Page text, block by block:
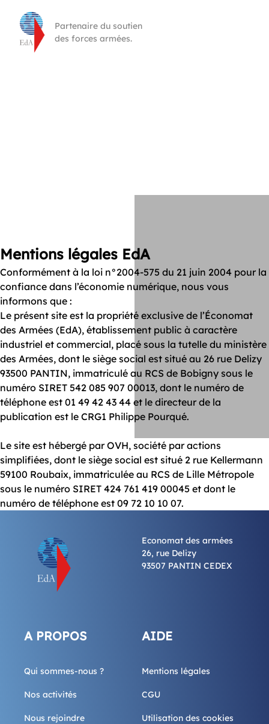
Partenaire du soutien
des forces armées.
Mentions légales EdA
Conformément à la loi n°2004-575 du 21 juin 2004 pour la
confiance dans l’économie numérique, nous vous
informons que :
Le présent site est la propriété exclusive de l’Économat
des Armées (EdA), établissement public à caractère
industriel et commercial, placé sous la tutelle du ministère
des Armées, dont le siège social est situé au 26 rue Delizy
93500 PANTIN, immatriculé au RCS de Bobigny sous le
numéro SIRET 542 085 907 00013, dont le numéro de
téléphone est 01 49 42 43 44 et le directeur de la
publication est le CRG1 Philippe Pourqué.
Le site est hébergé par OVH, société par actions
simplifiées, dont le siège social est situé 2 rue Kellermann
59100 Roubaix, immatriculée au RCS de Lille Métropole
sous le numéro SIRET 424 761 419 00045 et dont le
numéro de téléphone est 09 72 10 10 07.
Economat des armées
26, rue Delizy
93507 PANTIN CEDEX
A PROPOS
Qui sommes-nous ?
Nos activités
Nous rejoindre
AIDE
Mentions légales
CGU
Utilisation des cookies